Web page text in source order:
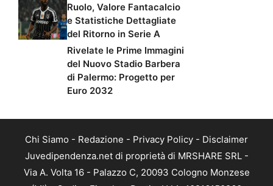
Ruolo, Valore Fantacalcio
e Statistiche Dettagliate
del Ritorno in Serie A
Rivelate le Prime Immagini
del Nuovo Stadio Barbera
di Palermo: Progetto per
Euro 2032
Chi Siamo - Redazione - Privacy Policy - Disclaimer
Juvedipendenza.net di proprietà di MRSHARE SRL -
Via A. Volta 16 - Palazzo C, 20093 Cologno Monzese